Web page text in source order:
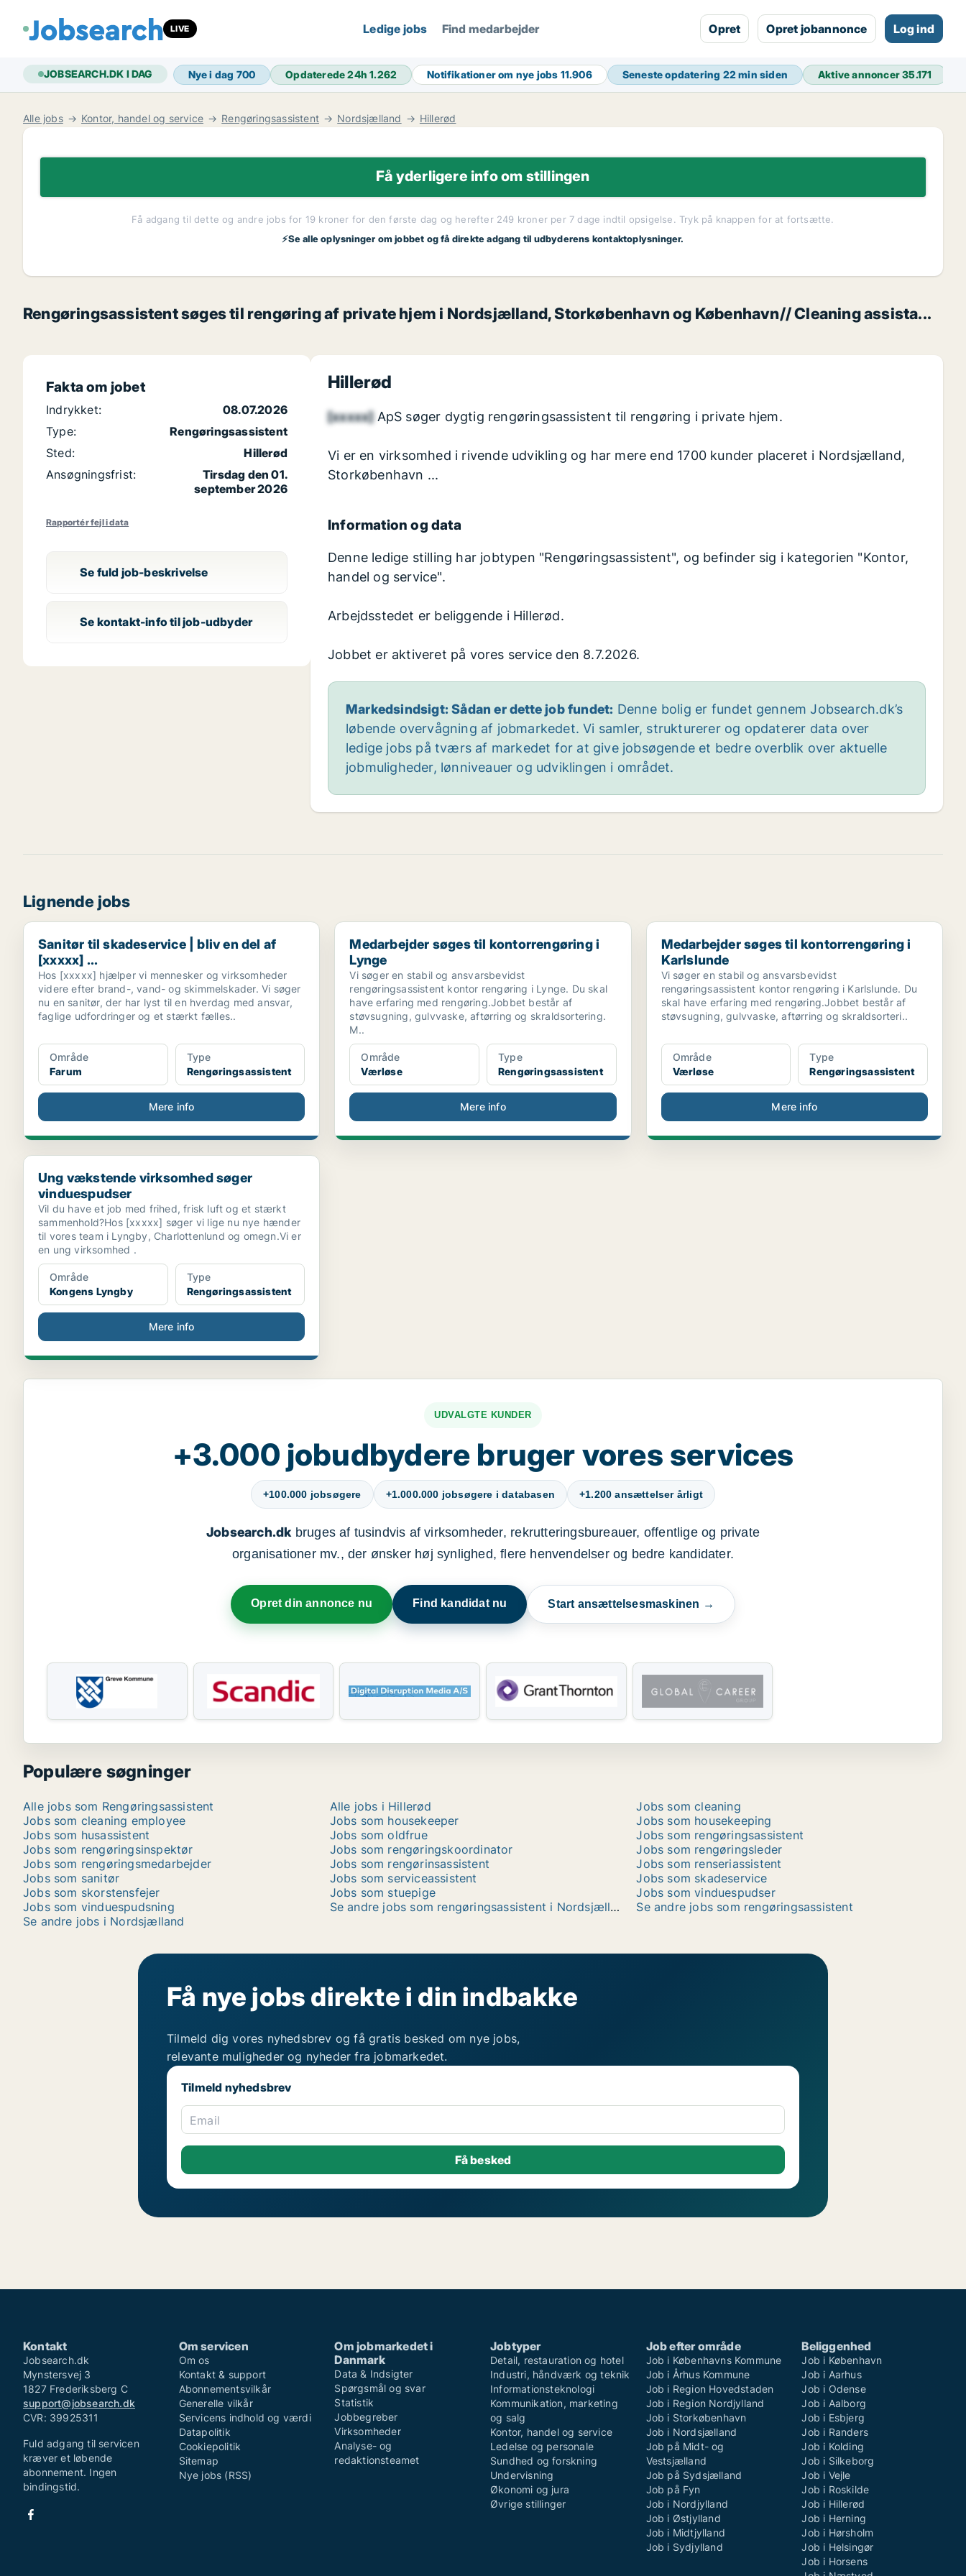
LIVE Ledige jobs Find medarbejder Opret Opret jobannonce Log ind
JOBSEARCH.DK I DAG Nye i dag 700 Opdaterede 24h1.262 Notifikationer om nye jobs 11.906 Seneste opdatering 22 min siden Aktive annoncer35.171
Alle jobs Kontor, handel og service Rengøringsassistent Nordsjælland Hillerød
Få yderligere info om stillingen
Få adgang til dette og andre jobs for 19 kroner for den første dag og herefter 249 kroner per 7 dage indtil opsigelse. Tryk på knappen for at fortsætte.
⚡Se alle oplysninger om jobbet og få direkte adgang til udbyderens kontaktoplysninger.
Rengøringsassistent søges til rengøring af private hjem i Nordsjælland, Storkøbenhavn og København// Cleaning assista...
Hillerød
[xxxxx]ApS søger dygtig rengøringsassistent til rengøring i private hjem.
Vi er en virksomhed i rivende udvikling og har mere end 1700 kunder placeret i Nordsjælland,
Storkøbenhavn ...
Information og data
Denne ledige stilling har jobtypen "Rengøringsassistent", og befinder sig i kategorien "Kontor,
handel og service".
Arbejdsstedet er beliggende i Hillerød.
Jobbet er aktiveret på vores service den 8.7.2026.
Markedsindsigt: Sådan er dette job fundet: Denne bolig er fundet gennem Jobsearch.dk’s
løbende overvågning af jobmarkedet. Vi samler, strukturerer og opdaterer data over
ledige jobs på tværs af markedet for at give jobsøgende et bedre overblik over aktuelle
jobmuligheder, lønniveauer og udviklingen i området.
Fakta om jobet
Indrykket:
08.07.2026
Type:
Rengøringsassistent
Sted:
Hillerød
Ansøgningsfrist:
Tirsdag den 01.
september 2026
Rapportér fejl i data
Se fuld job-beskrivelse
Se kontakt-info til job-udbyder
Lignende jobs
Sanitør til skadeservice | bliv en del af [xxxxx] ...
Sanitør til skadeservice | bliv en del af
[xxxxx] ...
Hos [xxxxx] hjælper vi mennesker og virksomheder
videre efter brand-, vand- og skimmelskader. Vi søger
nu en sanitør, der har lyst til en hverdag med ansvar,
faglige udfordringer og et stærkt fælles..
Område
Farum
Type
Rengøringsassistent
Mere info
Medarbejder søges til kontorrengøring i Lynge
Medarbejder søges til kontorrengøring i
Lynge
Vi søger en stabil og ansvarsbevidst
rengøringsassistent kontor rengøring i Lynge. Du skal
have erfaring med rengøring.Jobbet består af
støvsugning, gulvvaske, aftørring og skraldsortering.
M..
Område
Værløse
Type
Rengøringsassistent
Mere info
Medarbejder søges til kontorrengøring i Karlslunde
Medarbejder søges til kontorrengøring i
Karlslunde
Vi søger en stabil og ansvarsbevidst
rengøringsassistent kontor rengøring i Karlslunde. Du
skal have erfaring med rengøring.Jobbet består af
støvsugning, gulvvaske, aftørring og skraldsorteri..
Område
Værløse
Type
Rengøringsassistent
Mere info
Ung vækstende virksomhed søger vinduespudser
Ung vækstende virksomhed søger
vinduespudser
Vil du have et job med frihed, frisk luft og et stærkt
sammenhold?Hos [xxxxx] søger vi lige nu nye hænder
til vores team i Lyngby, Charlottenlund og omegn.Vi er
en ung virksomhed .
Område
Kongens Lyngby
Type
Rengøringsassistent
Mere info
UDVALGTE KUNDER
+3.000 jobudbydere bruger vores services
+100.000 jobsøgere +1.000.000 jobsøgere i databasen +1.200 ansættelser årligt
Jobsearch.dkbruges af tusindvis af virksomheder, rekrutteringsbureauer, offentlige og private
organisationer mv., der ønsker høj synlighed, flere henvendelser og bedre kandidater.
Opret din annonce nu Find kandidat nu Start ansættelsesmaskinen →
Populære søgninger
Alle jobs som Rengøringsassistent Alle jobs i Hillerød
Jobs som cleaning
Jobs som cleaning employee
Jobs som housekeeper
Jobs som housekeeping
Jobs som husassistent
Jobs som oldfrue
Jobs som rengøringsassistent
Jobs som rengøringsinspektør
Jobs som rengøringskoordinator
Jobs som rengøringsleder
Jobs som rengøringsmedarbejder
Jobs som rengørinsassistent
Jobs som renseriassistent
Jobs som sanitør
Jobs som serviceassistent
Jobs som skadeservice
Jobs som skorstensfejer
Jobs som stuepige
Jobs som vinduespudser
Jobs som vinduespudsning
Se andre jobs som rengøringsassistent i Nordsjælland
Se andre jobs som rengøringsassistent
Se andre jobs i Nordsjælland
Få nye jobs direkte i din indbakke
Tilmeld dig vores nyhedsbrev og få gratis besked om nye jobs,
relevante muligheder og nyheder fra jobmarkedet.
Tilmeld nyhedsbrev
Email
Kontakt
Jobsearch.dk
Mynstersvej 3
1827 Frederiksberg C
support@jobsearch.dk
CVR: 39925311
Fuld adgang til servicen
kræver et løbende
abonnement. Ingen
bindingstid.
Om servicen
Om os
Kontakt & support
Abonnementsvilkår
Generelle vilkår
Servicens indhold og værdi
Datapolitik
Cookiepolitik
Sitemap
Nye jobs (RSS)
Om jobmarkedet i
Danmark
Data & Indsigter
Spørgsmål og svar
Statistik
Jobbegreber
Virksomheder
Analyse- og
redaktionsteamet
Jobtyper
Detail, restauration og hotel
Industri, håndværk og teknik
Informationsteknologi
Kommunikation, marketing
og salg
Kontor, handel og service
Ledelse og personale
Sundhed og forskning
Undervisning
Økonomi og jura
Øvrige stillinger
Job efter område
Job i Københavns Kommune
Job i Århus Kommune
Job i Region Hovedstaden
Job i Region Nordjylland
Job i Storkøbenhavn
Job i Nordsjælland
Job på Midt- og
Vestsjælland
Job på Sydsjælland
Job på Fyn
Job i Nordjylland
Job i Østjylland
Job i Midtjylland
Job i Sydjylland
Beliggenhed
Job i København
Job i Aarhus
Job i Odense
Job i Aalborg
Job i Esbjerg
Job i Randers
Job i Kolding
Job i Silkeborg
Job i Vejle
Job i Roskilde
Job i Hillerød
Job i Herning
Job i Hørsholm
Job i Helsingør
Job i Horsens